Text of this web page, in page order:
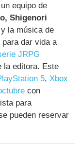
equipo de
Shigenori
la música de
dar vida a
JRPG
la editora. Este
5,Xbox
con
para
pueden reservar